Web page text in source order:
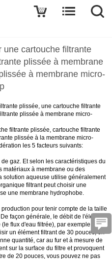
une cartouche filtrante
plissée à membrane
à membrane micro-
p
plissée, une cartouche filtrante
plissée à membrane micro-
filtrante plissée, cartouche filtrante
plissée à la membrane micro-
les 5 facteurs suivants:
gaz. Et selon les caractéristiques du
matériaux à membrane ou des
solution aqueuse utilise généralement
filtrant peut choisir une
une membrane hydrophobe.
pour tenir compte de la taille
façon générale, le débit de l'élément
flux d'eau filtrée), par exemple, pour
un élément filtrant de 30 pouces, en
quantité, car au fur et à mesure de
sur la surface du filtre et provoquent
de 20 pouces, vous pouvez ne pas